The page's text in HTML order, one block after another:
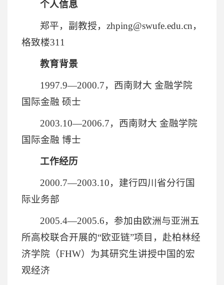
个人信息
郑平，副教授，zhping@swufe.edu.cn，
格致楼311
教育背景
1997.9—2000.7，西南财大 金融学院
国际金融 硕士
2003.10—2006.7，西南财大 金融学院
国际金融 博士
工作经历
2000.7—2003.10，建行四川省分行国
际业务部
2005.4—2005.6，参加由欧洲与亚洲五
所高校联合开展的“欧亚链”项目，赴柏林经
济学院（FHW）为其研究生讲授中国的宏
观经济